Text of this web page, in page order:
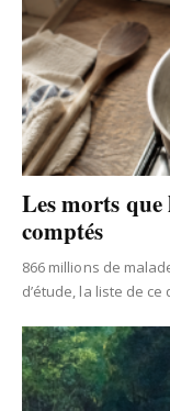
Les morts que
comptés
866 millions de
d’étude, la liste de